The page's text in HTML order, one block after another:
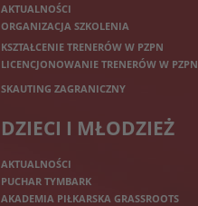
AKTUALNOŚCI
ORGANIZACJA SZKOLENIA
KSZTAŁCENIE TRENERÓW W PZPN
LICENCJONOWANIE TRENERÓW W PZPN
SKAUTING ZAGRANICZNY
DZIECI I MŁODZIEŻ
AKTUALNOŚCI
PUCHAR TYMBARK
AKADEMIA PIŁKARSKA GRASSROOTS